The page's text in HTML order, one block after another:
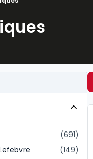
691
149